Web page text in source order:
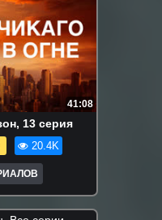
41:08
13 серия
20.4K